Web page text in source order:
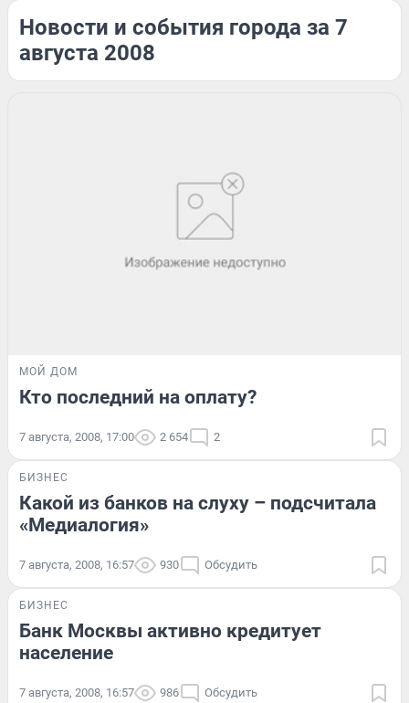
Новости и события города за 7
августа 2008
МОЙ ДОМ
Кто последний на оплату?
7 августа, 2008, 17:00 2 654 2
БИЗНЕС
Какой из банков на слуху – подсчитала
«Медиалогия»
7 августа, 2008, 16:57 930 Обсудить
БИЗНЕС
Банк Москвы активно кредитует
население
7 августа, 2008, 16:57 986 Обсудить